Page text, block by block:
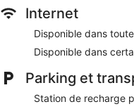
séparées avec une
pommeau de douche à
peignoirs, des
Vous pourrez accéder à
d'une connexion sans
apprécieront des
téléphone à disposition
chambres possèdent
Internet
Disponible dans
Disponible dans
Parking et
Station de recharge